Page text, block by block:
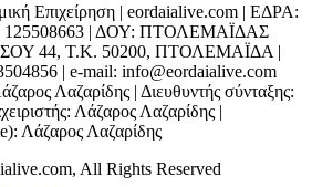
Επιχείρηση | eordaialive.com | ΕΔΡΑ:
| ΔΟΥ: ΠΤΟΛΕΜΑΪΔΑΣ
44, Τ.Κ. 50200, ΠΤΟΛΕΜΑΪΔΑ |
| e-mail: info@eordaialive.com
Λαζαρίδης | Διευθυντής σύνταξης:
Λάζαρος Λαζαρίδης |
Λάζαρος Λαζαρίδης
All Rights Reserved